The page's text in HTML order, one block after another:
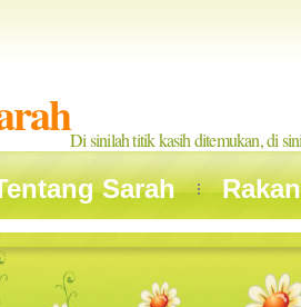
Di sinilah titik kasih ditemukan, di
Sarah